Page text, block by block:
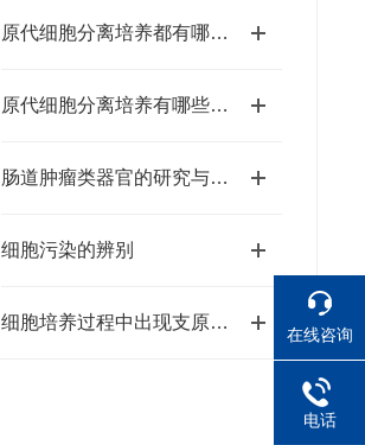
原代细胞分离培养都有哪几种方法？
原代细胞分离培养有哪些注意事项？
肠道肿瘤类器官的研究与应用
细胞污染的辨别
细胞培养过程中出现支原体污染，该怎么办？
在线咨询
电话